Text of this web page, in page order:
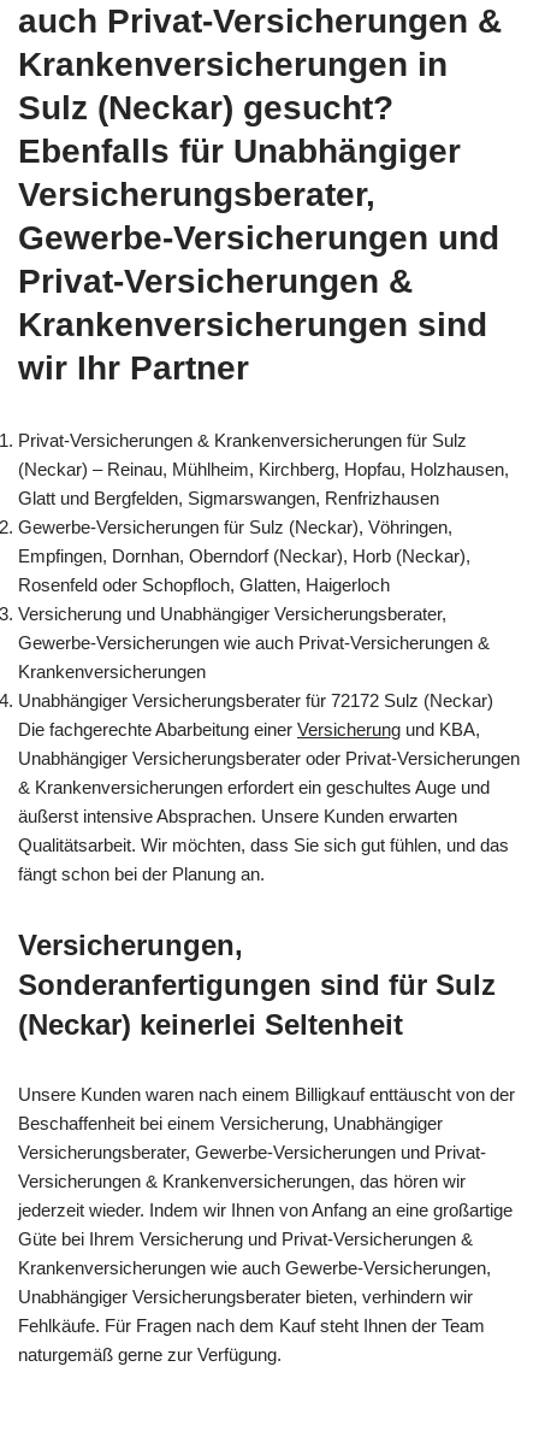
auch Privat-Versicherungen &
Krankenversicherungen in
Sulz (Neckar) gesucht?
Ebenfalls für Unabhängiger
Versicherungsberater,
Gewerbe-Versicherungen und
Privat-Versicherungen &
Krankenversicherungen sind
wir Ihr Partner
Privat-Versicherungen & Krankenversicherungen für Sulz
(Neckar) – Reinau, Mühlheim, Kirchberg, Hopfau, Holzhausen,
Glatt und Bergfelden, Sigmarswangen, Renfrizhausen
Gewerbe-Versicherungen für Sulz (Neckar), Vöhringen,
Empfingen, Dornhan, Oberndorf (Neckar), Horb (Neckar),
Rosenfeld oder Schopfloch, Glatten, Haigerloch
Versicherung und Unabhängiger Versicherungsberater,
Gewerbe-Versicherungen wie auch Privat-Versicherungen &
Krankenversicherungen
Unabhängiger Versicherungsberater für 72172 Sulz (Neckar)
Die fachgerechte Abarbeitung einer Versicherung und KBA,
Unabhängiger Versicherungsberater oder Privat-Versicherungen
& Krankenversicherungen erfordert ein geschultes Auge und
äußerst intensive Absprachen. Unsere Kunden erwarten
Qualitätsarbeit. Wir möchten, dass Sie sich gut fühlen, und das
fängt schon bei der Planung an.
Versicherungen,
Sonderanfertigungen sind für Sulz
(Neckar) keinerlei Seltenheit
Unsere Kunden waren nach einem Billigkauf enttäuscht von der
Beschaffenheit bei einem Versicherung, Unabhängiger
Versicherungsberater, Gewerbe-Versicherungen und Privat-
Versicherungen & Krankenversicherungen, das hören wir
jederzeit wieder. Indem wir Ihnen von Anfang an eine großartige
Güte bei Ihrem Versicherung und Privat-Versicherungen &
Krankenversicherungen wie auch Gewerbe-Versicherungen,
Unabhängiger Versicherungsberater bieten, verhindern wir
Fehlkäufe. Für Fragen nach dem Kauf steht Ihnen der Team
naturgemäß gerne zur Verfügung.